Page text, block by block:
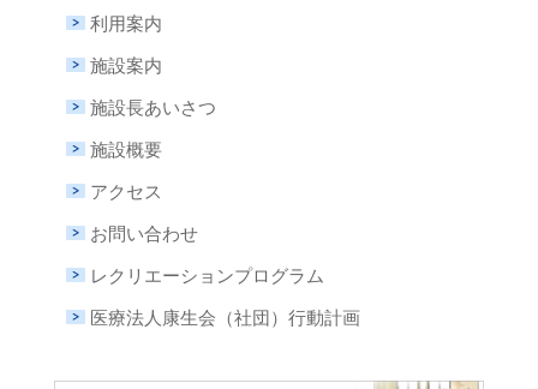
利用案内
施設案内
施設長あいさつ
施設概要
アクセス
お問い合わせ
レクリエーションプログラム
医療法人康生会（社団）行動計画